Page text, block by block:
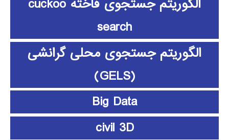
الگوریتم جستجوی فاخته cuckoo
search
الگوریتم جستجوی محلی گرانشی
(GELS)
Big Data
civil 3D